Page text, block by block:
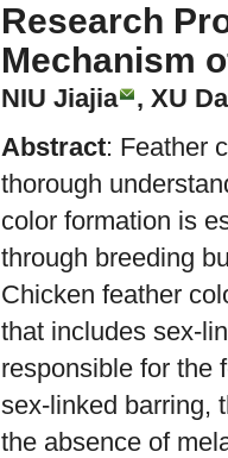
Research
Mechanism
NIU Jiajia
, XU
Abstract: Feather
thorough
color formation is
through breeding
Chicken feather
that includes sex-
responsible for the
sex-linked barring,
the absence of